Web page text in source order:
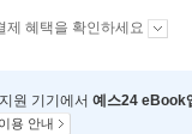
제 혜택을 확인하세요
원 기기에서 예스24 eBook
용 안내